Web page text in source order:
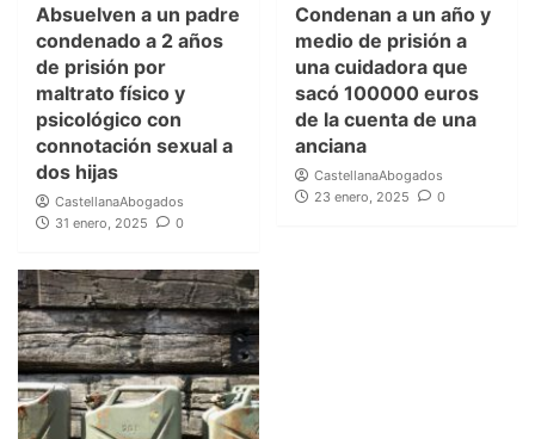
Absuelven a un padre
condenado a 2 años
de prisión por
maltrato físico y
psicológico con
connotación sexual a
dos hijas
CastellanaAbogados
31 enero, 2025
0
Condenan a un año y
medio de prisión a
una cuidadora que
sacó 100000 euros
de la cuenta de una
anciana
CastellanaAbogados
23 enero, 2025
0